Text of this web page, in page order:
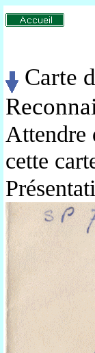
Carte
Attendre
cette